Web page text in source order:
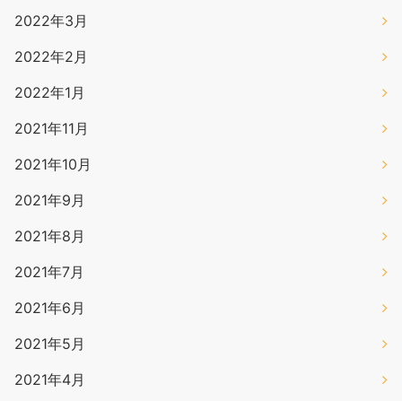
2022年3月
2022年2月
2022年1月
2021年11月
2021年10月
2021年9月
2021年8月
2021年7月
2021年6月
2021年5月
2021年4月